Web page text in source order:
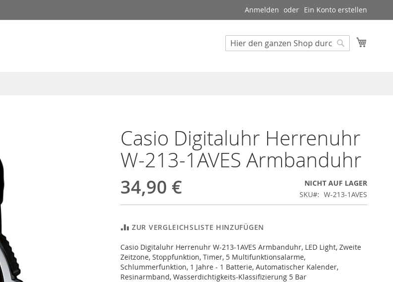
Anmelden Ein Konto erstellen
Suche
Casio Digitaluhr Herrenuhr
W-213-1AVES Armbanduhr
34,90 €
NICHT AUF LAGER
SKU
W-213-1AVES
ZUR VERGLEICHSLISTE HINZUFÜGEN
Casio Digitaluhr Herrenuhr W-213-1AVES Armbanduhr, LED Light, Zweite
Zeitzone, Stoppfunktion, Timer, 5 Multifunktionsalarme,
Schlummerfunktion, 1 Jahre - 1 Batterie, Automatischer Kalender,
Resinarmband, Wasserdichtigkeits-Klassifizierung 5 Bar